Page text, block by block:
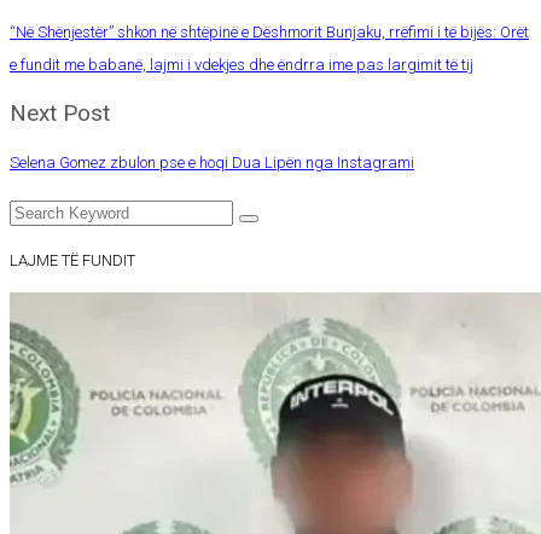
“Në Shënjestër” shkon në shtëpinë e Dëshmorit Bunjaku, rrëfimi i të bijës: Orët
e fundit me babanë, lajmi i vdekjes dhe ëndrra ime pas largimit të tij
Next Post
Selena Gomez zbulon pse e hoqi Dua Lipën nga Instagrami
LAJME TË FUNDIT